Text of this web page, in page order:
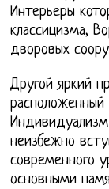
Интерьеры
классицизма,
дворовых
Другой яркий
расположенный
Индивидуализм
неизбежно
современного
основными